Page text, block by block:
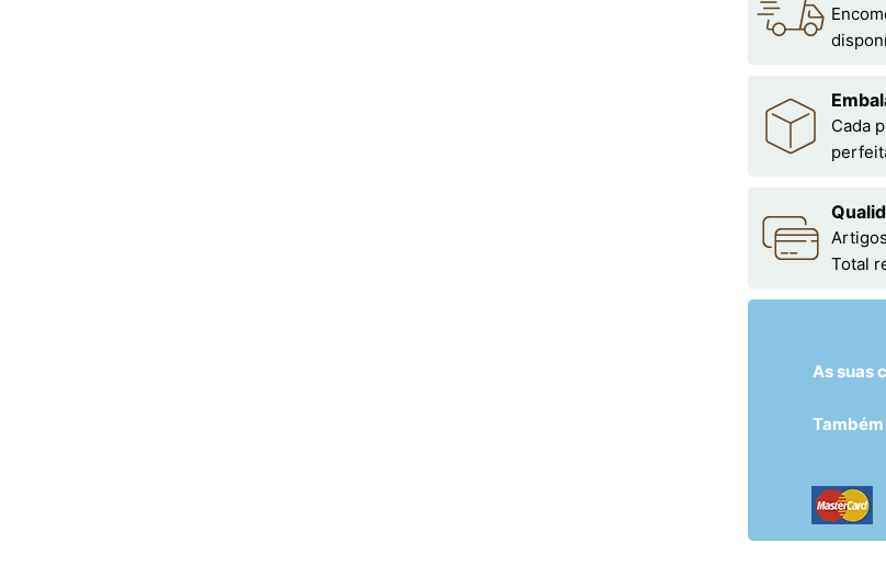
Cada
Total
As suas